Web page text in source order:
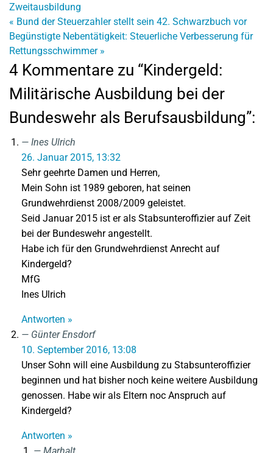
Zweitausbildung
« Bund der Steuerzahler stellt sein 42. Schwarzbuch vor
Begünstigte Nebentätigkeit: Steuerliche Verbesserung für
Rettungsschwimmer »
4 Kommentare zu “Kindergeld:
Militärische Ausbildung bei der
Bundeswehr als Berufsausbildung”:
Ines Ulrich
26. Januar 2015, 13:32
Sehr geehrte Damen und Herren,
Mein Sohn ist 1989 geboren, hat seinen
Grundwehrdienst 2008/2009 geleistet.
Seid Januar 2015 ist er als Stabsunteroffizier auf Zeit
bei der Bundeswehr angestellt.
Habe ich für den Grundwehrdienst Anrecht auf
Kindergeld?
MfG
Ines Ulrich
Antworten »
Günter Ensdorf
10. September 2016, 13:08
Unser Sohn will eine Ausbildung zu Stabsunteroffizier
beginnen und hat bisher noch keine weitere Ausbildung
genossen. Habe wir als Eltern noc Anspruch auf
Kindergeld?
Antworten »